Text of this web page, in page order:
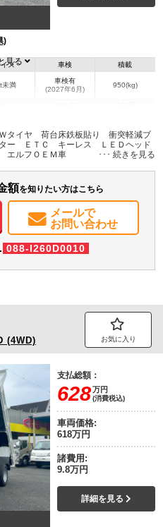
)
イズ
t未満
車検
車検有
(2027年6月)
積載
950(kg)
無
ABS エアバッグ
集中ドアロック
取扱説明書（一部含む）
見る
タイヤ 荷台床鉄板貼り 衝突軽減ブ
ー ＥＴＣ キーレス ＬＥＤヘッド
ルフＯＥＭ車
額を知りたい方はこちら
メールで
お問い合わせ
088-I260D0010
(4WD) お気に入り
支払総額：
628万円
(消費税込)
車両価格:
618万円
諸費用:
9.8万円
詳細を見る